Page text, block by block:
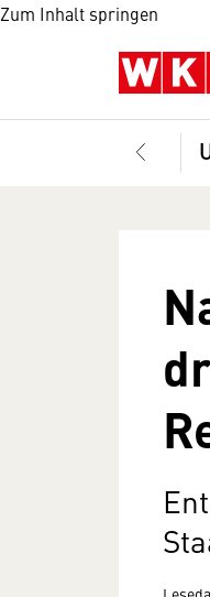
Zum Inhalt springen